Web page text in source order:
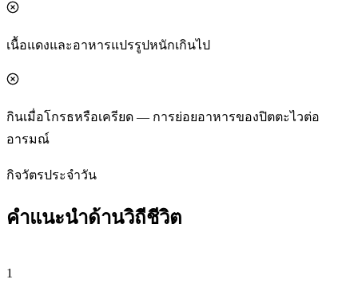
เนื้อแดงและอาหารแปรรูปหนักเกินไป
กินเมื่อโกรธหรือเครียด — การย่อยอาหารของปิตตะไวต่อ
อารมณ์
กิจวัตรประจำวัน
คำแนะนำด้านวิถีชีวิต
1